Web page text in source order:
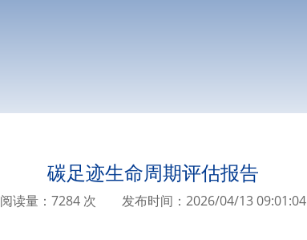
碳足迹生命周期评估报告
阅读量：7284 次 发布时间：2026/04/13 09:01:04